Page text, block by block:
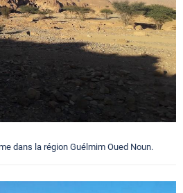
dans la région Guélmim Oued Noun.